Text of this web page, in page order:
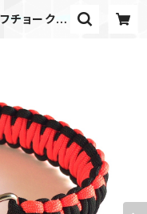
チョーク